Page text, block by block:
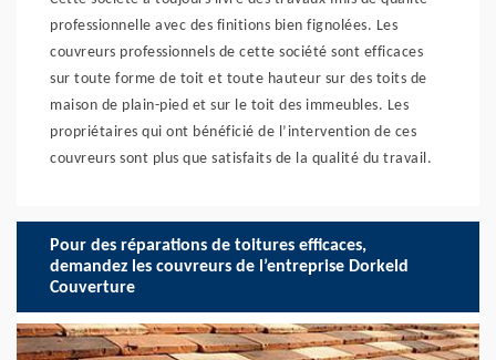
professionnelle avec des finitions bien fignolées. Les
couvreurs professionnels de cette société sont efficaces
sur toute forme de toit et toute hauteur sur des toits de
maison de plain-pied et sur le toit des immeubles. Les
propriétaires qui ont bénéficié de l’intervention de ces
couvreurs sont plus que satisfaits de la qualité du travail.
Pour des réparations de toitures efficaces,
demandez les couvreurs de l’entreprise Dorkeld
Couverture